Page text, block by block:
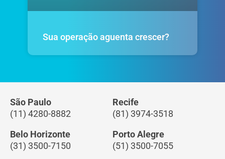
Sua operação aguenta crescer?
São Paulo
(11) 4280-8882
Recife
(81) 3974-3518
Belo Horizonte
(31) 3500-7150
Porto Alegre
(51) 3500-7055